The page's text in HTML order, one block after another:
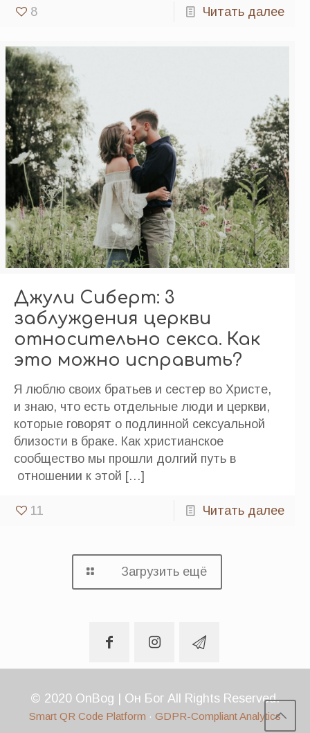
8 Читать далее
Джули Сиберт: 3
заблуждения церкви
относительно секса. Как
это можно исправить?
Я люблю своих братьев и сестер во Христе,
и знаю, что есть отдельные люди и церкви,
которые говорят о подлинной сексуальной
близости в браке. Как христианское
сообщество мы прошли долгий путь в
отношении к этой […]
11 Читать далее
Загрузить ещё
© 2020 OnBog | Он Бог All Rights Reserved.
Smart QR Code Platform · GDPR-Compliant Analytics